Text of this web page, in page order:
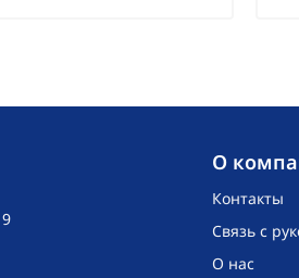
O
Контакты
Связь с
О нас